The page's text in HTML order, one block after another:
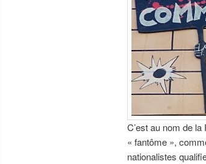
C’est au nom de
« fantôme »,
nationalistes